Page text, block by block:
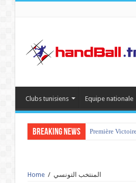
Clubs tunisiens Equipe nationale
Breaking News Première
Home / المنتخب التونسي